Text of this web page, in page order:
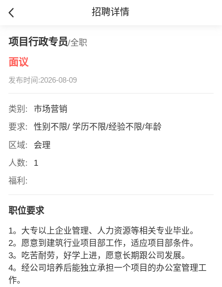
招聘详情
项目行政专员/全职
面议
发布时间:2026-08-09
类别:
市场营销
要求:
性别不限/ 学历不限/经验不限/年龄
区域:
会理
人数:
1
福利:
职位要求
1。大专以上企业管理、人力资源等相关专业毕业。
2。愿意到建筑行业项目部工作，适应项目部条件。
3。吃苦耐劳，好学上进，愿意长期跟公司发展。
4。经公司培养后能独立承担一个项目的办公室管理工
作。